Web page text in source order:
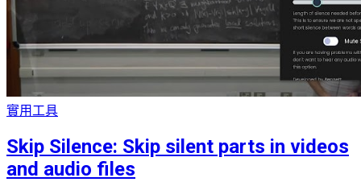
實用工具
Skip Silence: Skip silent parts in videos
and audio files